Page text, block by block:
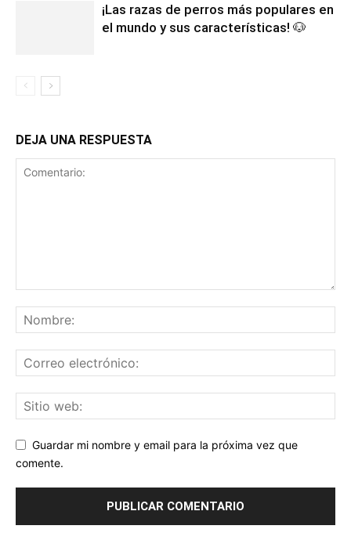
¡Las razas de perros más populares en
el mundo y sus características! 🐶
DEJA UNA RESPUESTA
Guardar mi nombre y email para la próxima vez que
comente.